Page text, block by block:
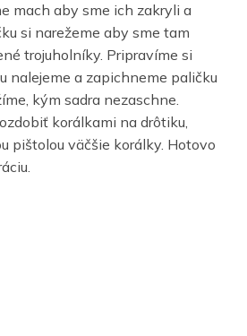
mach aby sme ich zakryli a
si narežeme aby sme tam
trojuholníky. Pripravíme si
nalejeme a zapichneme paličku
kým sadra nezaschne.
korálkami na drôtiku,
pištolou väčšie korálky. Hotovo